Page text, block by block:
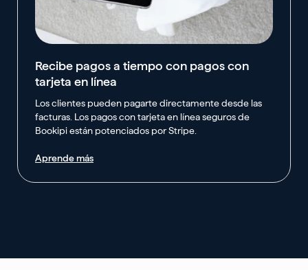
Recibe pagos a tiempo con pagos con
tarjeta en línea
Los clientes pueden pagarte directamente desde las
facturas. Los pagos con tarjeta en línea seguros de
Bookipi están potenciados por Stripe.
Aprende más